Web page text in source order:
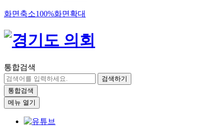
화면축소100%화면확대
통합검색
검색하기
통합검색
메뉴 열기